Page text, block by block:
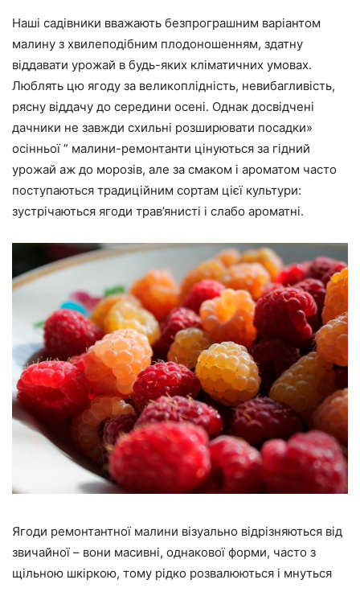
Наші садівники вважають безпрограшним варіантом
малину з хвилеподібним плодоношенням, здатну
віддавати урожай в будь-яких кліматичних умовах.
Люблять цю ягоду за великоплідність, невибагливість,
рясну віддачу до середини осені. Однак досвідчені
дачники не завжди схильні розширювати посадки»
осінньої ” малини-ремонтанти цінуються за гідний
урожай аж до морозів, але за смаком і ароматом часто
поступаються традиційним сортам цієї культури:
зустрічаються ягоди трав’янисті і слабо ароматні.
Ягоди ремонтантної малини візуально відрізняються від
звичайної – вони масивні, однакової форми, часто з
щільною шкіркою, тому рідко розвалюються і мнуться